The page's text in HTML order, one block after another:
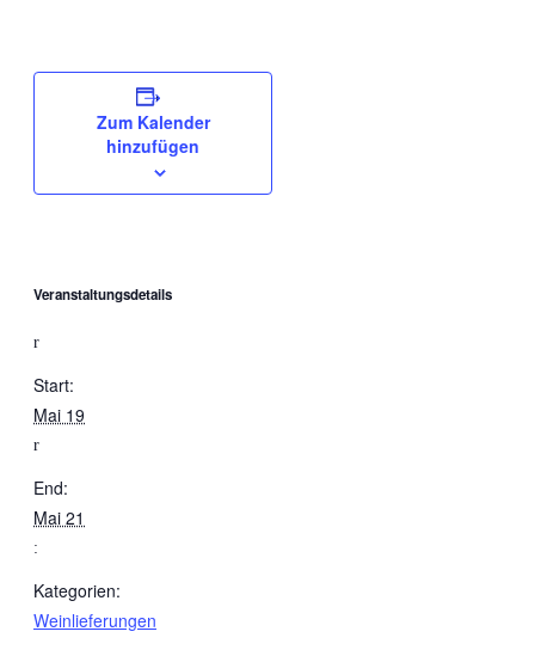
Zum Kalender
hinzufügen
Veranstaltungsdetails
Start:
Mai 19
End:
Mai 21
Kategorien:
Weinlieferungen